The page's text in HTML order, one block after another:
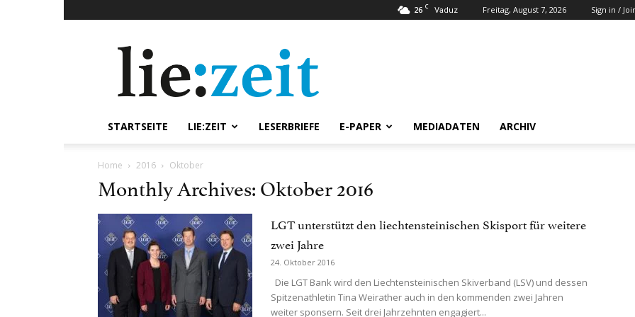
26 C Vaduz Freitag, August 7, 2026 Sign in /
STARTSEITE LIE:ZEIT LESERBRIEFE E-PAPER MEDIADATEN ARCHIV
Home 2016 Oktober
Monthly Archives: Oktober 2016
LGT unterstützt den liechtensteinischen Skisport für weitere
zwei Jahre
24. Oktober 2016
Die LGT Bank wird den Liechtensteinischen Skiverband (LSV) und dessen
Spitzenathletin Tina Weirather auch in den kommenden zwei Jahren
weiter sponsern. Seit drei Jahrzehnten engagiert...